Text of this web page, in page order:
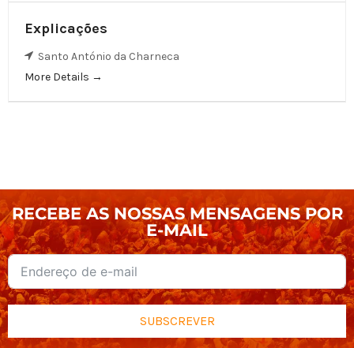
Explicações
Santo António da Charneca
More Details
RECEBE AS NOSSAS MENSAGENS POR
E-MAIL
SUBSCREVER